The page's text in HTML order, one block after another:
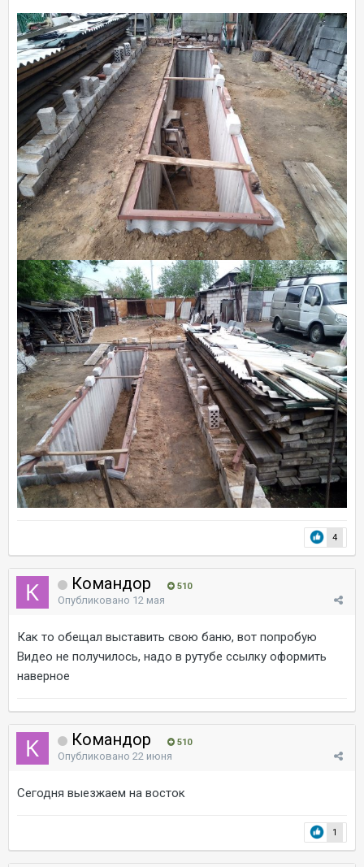
4
Командор 510
Опубликовано 12 мая
Как то обещал выставить свою баню, вот попробую
Видео не получилось, надо в рутубе ссылку оформить
наверное
Командор 510
Опубликовано 22 июня
Сегодня выезжаем на восток
1